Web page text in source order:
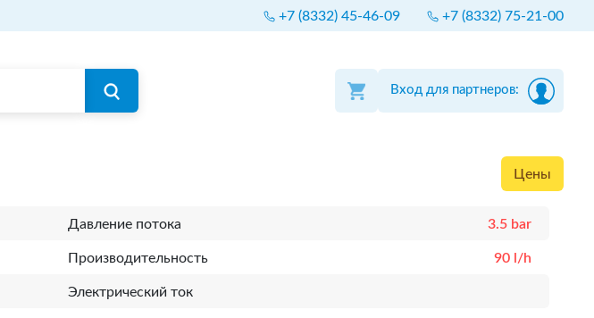
+7 (8332) 45-46-09 +7 (8332) 75-21-00
Вход для партнеров:
Цены
Давление потока 3.5 bar
Производительность 90 l/h
Электрический ток